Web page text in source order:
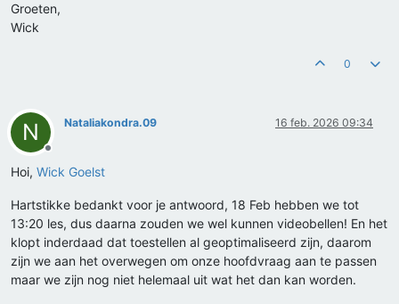
Groeten,
Wick
0
N
Offline
Nataliakondra.09 16 feb. 2026 09:34
Hoi, Wick Goelst
Hartstikke bedankt voor je antwoord, 18 Feb hebben we tot
13:20 les, dus daarna zouden we wel kunnen videobellen! En het
klopt inderdaad dat toestellen al geoptimaliseerd zijn, daarom
zijn we aan het overwegen om onze hoofdvraag aan te passen
maar we zijn nog niet helemaal uit wat het dan kan worden.